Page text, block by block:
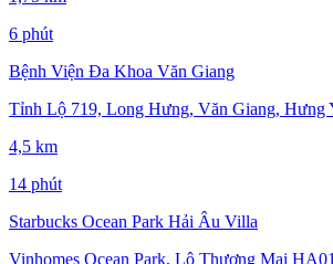
6 phút
Bệnh Viện Đa Khoa Văn Giang
Tỉnh Lộ 719, Long Hưng, Văn Giang, Hưng
4,5 km
14 phút
Starbucks Ocean Park Hải Âu Villa
Vinhomes Ocean Park, Lô Thương Mại